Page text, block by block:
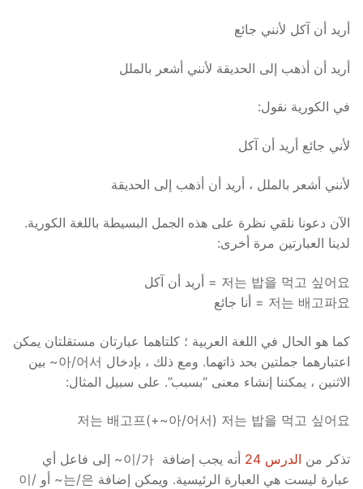
أريد أن آكل لأنني جائع
أريد أن أذهب إلى الحديقة لأنني أشعر بالملل
في الكورية نقول:
لأني جائع أريد أن آكل
لأنني أشعر بالملل ، أريد أن أذهب إلى الحديقة
الآن دعونا نلقي نظرة على هذه الجمل البسيطة باللغة الكورية.
لدينا العبارتين مرة أخرى:
저는 밥을 먹고 싶어요 = أريد أن آكل
저는 배고파요 = أنا جائع
كما هو الحال في اللغة العربية ؛ كلتاهما عبارتان مستقلتان يمكن
اعتبارهما جملتين بحد ذاتهما. ومع ذلك ، بإدخال 아/어서~ بين
الاثنين ، يمكننا إنشاء معنى “بسبب”. على سبيل المثال:
저는 배고프(+~아/어서) 저는 밥을 먹고 싶어요
تذكر من الدرس 24
أنه يجب إضافة 이/가~ إلى فاعل أي
عبارة ليست هي العبارة الرئيسية. ويمكن إضافة 는/은~ أو 이/